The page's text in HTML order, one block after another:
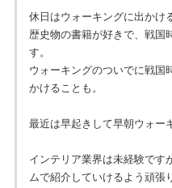
休日はウォーキングに出かけ
歴史物の書籍が好きで、戦国
す。
ウォーキングのついでに戦国
かけることも。
最近は早起きして早朝ウォー
インテリア業界は未経験です
ムで紹介していけるよう頑張